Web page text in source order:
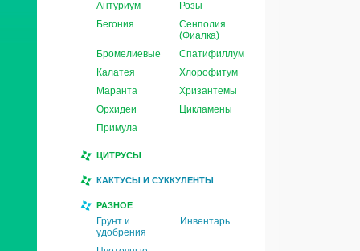
Антуриум
Розы
Бегония
Сенполия
(Фиалка)
Бромелиевые
Спатифиллум
Калатея
Хлорофитум
Маранта
Хризантемы
Орхидеи
Цикламены
Примула
ЦИТРУСЫ
КАКТУСЫ И СУККУЛЕНТЫ
РАЗНОЕ
Грунт и
удобрения
Инвентарь